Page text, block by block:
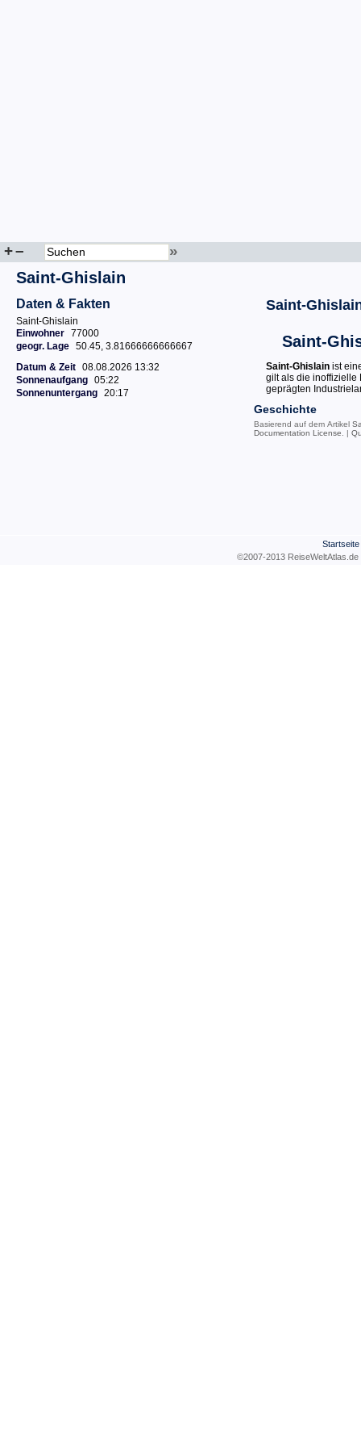
+– »
Saint-Ghislain
Daten & Fakten
Saint-Ghislain
Einwohner 77000
geogr. Lage 50.45, 3.81666666666667
Datum & Zeit 08.08.2026 13:32
Sonnenaufgang 05:22
Sonnenuntergang 20:17
Saint-
Saint-
Saint-Ghislain ist
gilt als die inoffizielle
geprägten
Geschichte
Basierend auf dem Artikel
Documentation License . |
Startseite
©2007-2013